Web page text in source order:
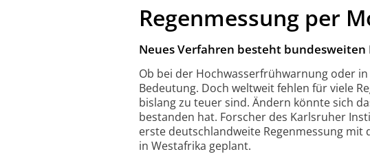
Regenmessung per
Neues Verfahren besteht bundesweiten
Ob bei der Hochwasserfrühwarnung oder
Bedeutung. Doch weltweit fehlen für viele
bislang zu teuer sind. Ändern könnte sich
bestanden hat. Forscher des Karlsruher
erste deutschlandweite Regenmessung mit
in Westafrika geplant.